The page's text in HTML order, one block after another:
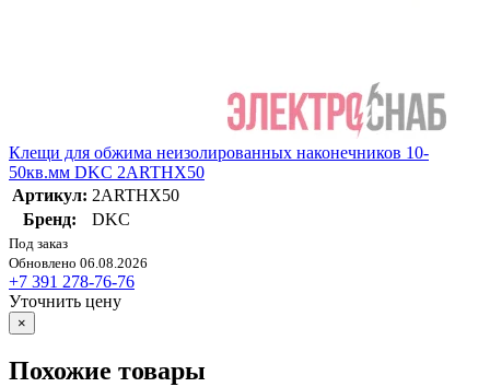
Клещи для обжима неизолированных наконечников 10-
50кв.мм DKC 2ARTHX50
Артикул: 2ARTHX50
Бренд:
DKC
Под заказ
Обновлено 06.08.2026
+7 391 278-76-76
Уточнить цену
×
Похожие товары